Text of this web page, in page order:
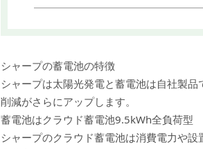
シャープの蓄電池の特徴
シャープは太陽光発電と蓄電池は自社製
削減がさらにアップします。
蓄電池はクラウド蓄電池9.5kWh全負荷型
シャープのクラウド蓄電池は消費電力や設